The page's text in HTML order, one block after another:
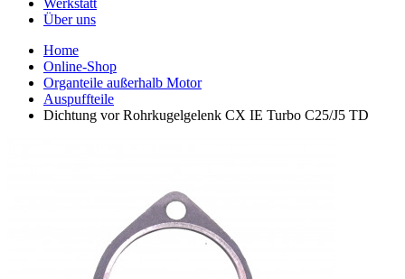
Über uns
Home
Online-Shop
Organteile außerhalb Motor
Auspuffteile
Dichtung vor Rohrkugelgelenk CX IE Turbo C25/J5 TD